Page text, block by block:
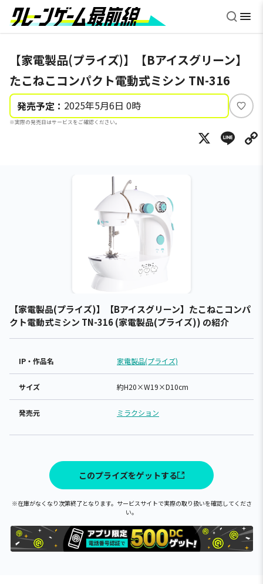
【家電製品(プライズ)】【Bアイスグリーン】
たこねこコンパクト電動式ミシン TN-316
発売予定： 2025年5月6日 0時
※実際の発売日はサービスをご確認ください。
い
ね
X
【家電製品(プライズ)】【Bアイスグリーン】たこねこコンパ
クト電動式ミシン TN-316 (家電製品(プライズ)) の紹介
IP・作品名 家電製品(プライズ)
サイズ 約H20×W19×D10cm
発売元 ミラクション
このプライズをゲットする
※在庫がなくなり次第終了となります。サービスサイトで実際の取り扱いを確認してくださ
い。